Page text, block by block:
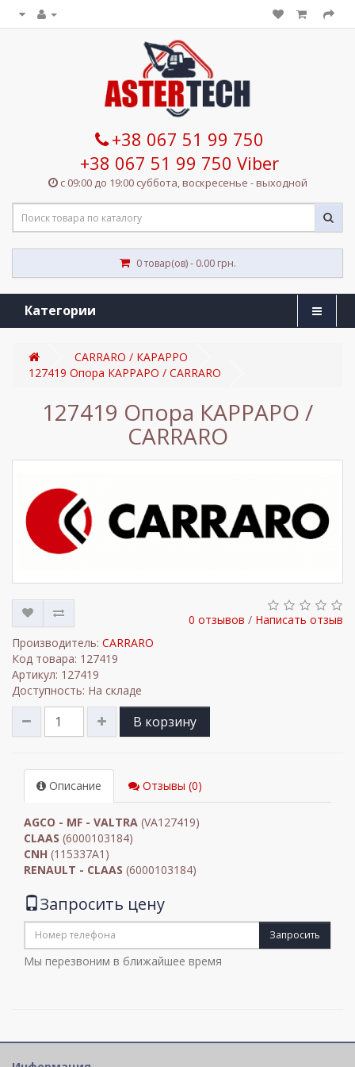
+38 067 51 99 750
+38 067 51 99 750 Viber
с 09:00 до 19:00 суббота, воскресенье - выходной
0 товар(ов) - 0.00 грн.
Категории
CARRARO / КАРАРРО
127419 Опора КАРРАРО / CARRARO
127419 Опора КАРРАРО /
CARRARO
0 отзывов / Написать отзыв
Производитель: CARRARO
Код товара: 127419
Артикул: 127419
Доступность: На складе
В корзину
Описание Отзывы (0)
AGCO - MF - VALTRA (VA127419)
CLAAS (6000103184)
CNH (115337A1)
RENAULT - CLAAS (6000103184)
Запросить цену
Запросить
Мы перезвоним в ближайшее время